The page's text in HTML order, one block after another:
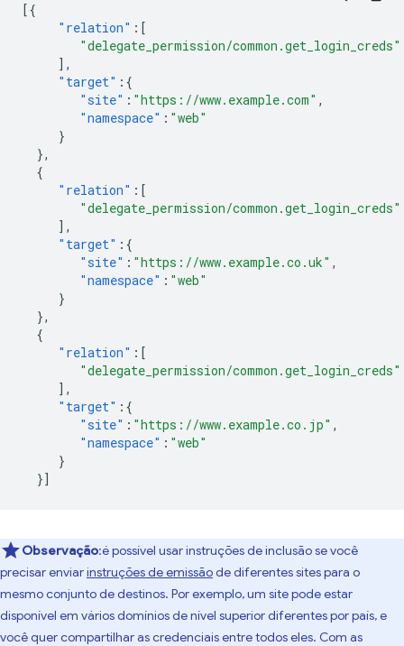
[{
"relation" :[
"delegate_permission/common.get_login_creds"
],
"target" :{
"site" : "https://www.example.com" ,
"namespace" : "web"
}
},
{
"relation" :[
"delegate_permission/common.get_login_creds"
],
"target" :{
"site" : "https://www.example.co.uk" ,
"namespace" : "web"
}
},
{
"relation" :[
"delegate_permission/common.get_login_creds"
],
"target" :{
"site" : "https://www.example.co.jp" ,
"namespace" : "web"
}
}]
Observação:é possível usar instruções de inclusão se você
precisar enviarinstruções de emissãode diferentes sites para o
mesmo conjunto de destinos. Por exemplo, um site pode estar
disponível em vários domínios de nível superior diferentes por país, e
você quer compartilhar as credenciais entre todos eles. Com as